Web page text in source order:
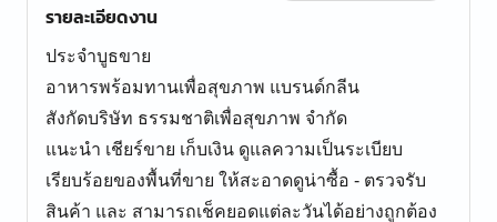
รายละเอียดงาน
ประจำบูธขาย
อาหารพร้อมทานเพื่อสุขภาพ แบรนด์กลีน
สังกัดบริษัท ธรรมชาติเพื่อสุขภาพ จำกัด
แนะนำ เชียร์ขาย เก็บเงิน ดูแลความเป็นระเบียบ
เรียบร้อยของพื้นที่ขาย ให้สะอาดดูน่าซื้อ - ตรวจรับ
สินค้า และ สามารถเช็คยอดแต่ละวันได้อย่างถูกต้อง